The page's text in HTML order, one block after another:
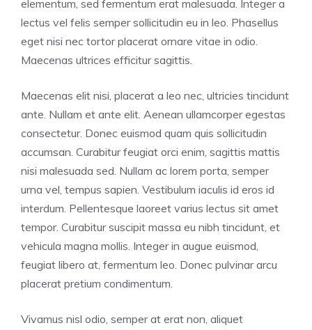
elementum, sed fermentum erat malesuada. Integer a
lectus vel felis semper sollicitudin eu in leo. Phasellus
eget nisi nec tortor placerat ornare vitae in odio.
Maecenas ultrices efficitur sagittis.
Maecenas elit nisi, placerat a leo nec, ultricies tincidunt
ante. Nullam et ante elit. Aenean ullamcorper egestas
consectetur. Donec euismod quam quis sollicitudin
accumsan. Curabitur feugiat orci enim, sagittis mattis
nisi malesuada sed. Nullam ac lorem porta, semper
urna vel, tempus sapien. Vestibulum iaculis id eros id
interdum. Pellentesque laoreet varius lectus sit amet
tempor. Curabitur suscipit massa eu nibh tincidunt, et
vehicula magna mollis. Integer in augue euismod,
feugiat libero at, fermentum leo. Donec pulvinar arcu
placerat pretium condimentum.
Vivamus nisl odio, semper at erat non, aliquet